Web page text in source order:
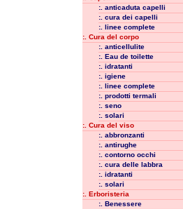
:. anticaduta capelli
:. cura dei capelli
:. linee complete
:. Cura del corpo
:. anticellulite
:. Eau de toilette
:. idratanti
:. igiene
:. linee complete
:. prodotti termali
:. seno
:. solari
:. Cura del viso
:. abbronzanti
:. antirughe
:. contorno occhi
:. cura delle labbra
:. idratanti
:. solari
:. Erboristeria
:. Benessere